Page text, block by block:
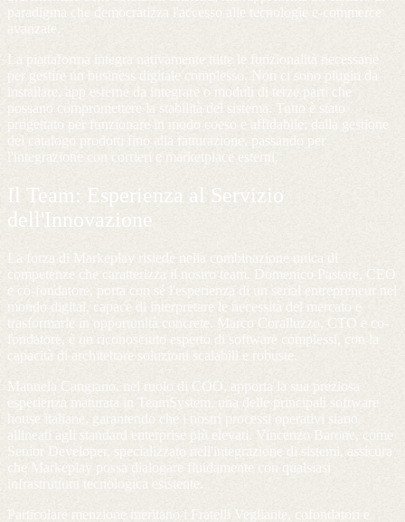
paradigma che democratizza l'accesso alle tecnologie e-commerce
avanzate.
La piattaforma integra nativamente tutte le funzionalità necessarie
per gestire un business digitale complesso. Non ci sono plugin da
installare, app esterne da integrare o moduli di terze parti che
possano compromettere la stabilità del sistema. Tutto è stato
progettato per funzionare in modo coeso e affidabile, dalla gestione
del catalogo prodotti fino alla fatturazione, passando per
l'integrazione con corrieri e marketplace esterni.
Il Team: Esperienza al Servizio
dell'Innovazione
La forza di Markeplay risiede nella combinazione unica di
competenze che caratterizza il nostro team. Domenico Pastore, CEO
e co-fondatore, porta con sé l'esperienza di un serial entrepreneur nel
mondo digital, capace di interpretare le necessità del mercato e
trasformarle in opportunità concrete. Marco Coralluzzo, CTO e co-
fondatore, è un riconosciuto esperto di software complessi, con la
capacità di architettare soluzioni scalabili e robuste.
Manuela Cangiano, nel ruolo di COO, apporta la sua preziosa
esperienza maturata in TeamSystem, una delle principali software
house italiane, garantendo che i nostri processi operativi siano
allineati agli standard enterprise più elevati. Vincenzo Barone, come
Senior Developer, specializzato nell'integrazione di sistemi, assicura
che Markeplay possa dialogare fluidamente con qualsiasi
infrastruttura tecnologica esistente.
Particolare menzione meritano i Fratelli Vegliante, cofondatori e